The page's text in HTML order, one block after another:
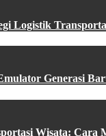
Logistik
Generasi
Wisata: Cara